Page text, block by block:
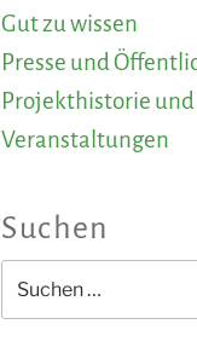
Gut zu wissen
Presse und
Projekthistorie
Veranstaltungen
Suchen
nach: